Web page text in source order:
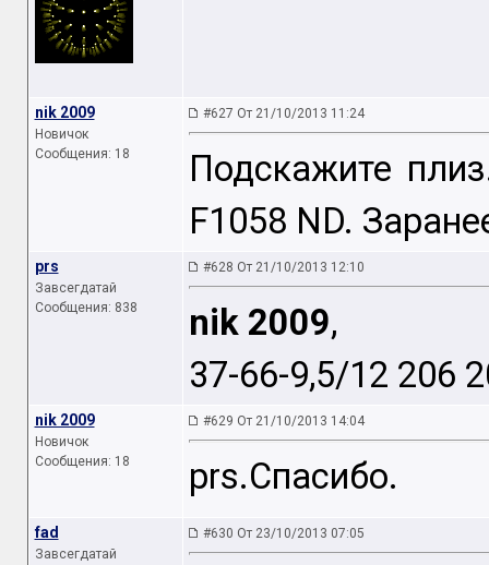
nik 2009
Новичок
Сообщения: 18
#627 От 21/10/2013 11:24
Подскажите
F1058 ND.
prs
Завсегдатай
Сообщения: 838
#628 От 21/10/2013 12:10
nik 2009,
37-66-9,5/12 206
nik 2009
Новичок
Сообщения: 18
#629 От 21/10/2013 14:04
prs.Спасибо.
fad
Завсегдатай
#630 От 23/10/2013 07:05